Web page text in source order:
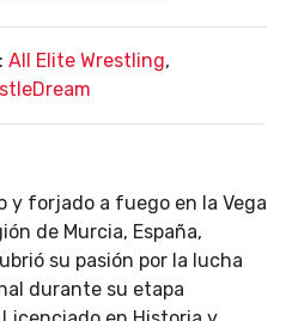
: All Elite Wrestling,
y forjado a fuego en la Vega
de Murcia, España,
su pasión por la lucha
durante su etapa